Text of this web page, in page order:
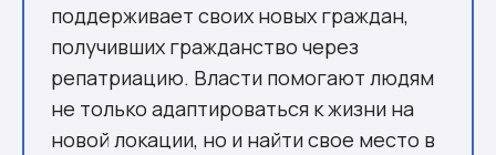
поддерживает своих новых граждан,
получивших гражданство через
репатриацию. Власти помогают людям
не только адаптироваться к жизни на
новой локации, но и найти свое место в